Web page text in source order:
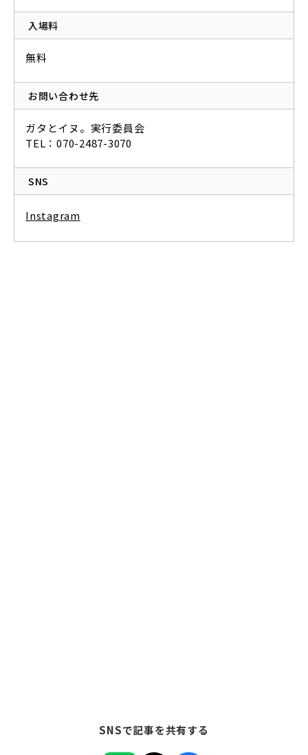
入場料
無料
お問い合わせ先
ガタとイヌ。実行委員会
TEL：070-2487-3070
SNS
Instagram
SNSで記事を共有する